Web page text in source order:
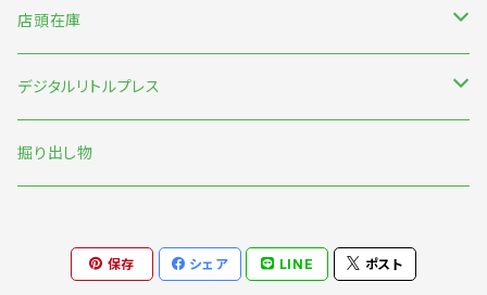
店頭在庫
新刊台
本の本
デジタルリトルプレス
オリジナル
掘り出し物
保存 シェア LINE ポスト